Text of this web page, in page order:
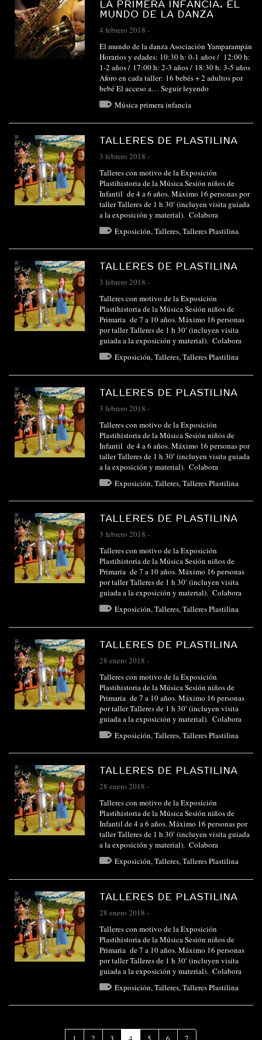
LA PRIMERA INFANCIA. EL
MUNDO DE LA DANZA
4 febrero 2018 -
El mundo de la danza Asociación Yamparampán
Horarios y edades: 10:30 h: 0-1 años / 12:00 h:
1-2 años / 17:00 h: 2-3 años / 18:30 h: 3-5 años
Aforo en cada taller: 16 bebés + 2 adultos por
bebé El acceso a… Seguir leyendo
Música primera infancia
TALLERES DE PLASTILINA
3 febrero 2018 -
Talleres con motivo de la Exposición
Plastihistoria de la Música Sesión niños de
Infantil de 4 a 6 años. Máximo 16 personas por
taller Talleres de 1 h 30′ (incluyen visita guiada
a la exposición y material). Colabora
Exposición, Talleres, Talleres Plastilina
TALLERES DE PLASTILINA
3 febrero 2018 -
Talleres con motivo de la Exposición
Plastihistoria de la Música Sesión niños de
Primaria de 7 a 10 años. Máximo 16 personas
por taller Talleres de 1 h 30′ (incluyen visita
guiada a la exposición y material). Colabora
Exposición,Talleres,Talleres Plastilina
TALLERES DE PLASTILINA
3 febrero 2018 -
Talleres con motivo de la Exposición
Plastihistoria de la Música Sesión niños de
Infantil de 4 a 6 años. Máximo 16 personas por
taller Talleres de 1 h 30′ (incluyen visita guiada
a la exposición y material). Colabora
Exposición, Talleres, Talleres Plastilina
TALLERES DE PLASTILINA
3 febrero 2018 -
Talleres con motivo de la Exposición
Plastihistoria de la Música Sesión niños de
Primaria de 7 a 10 años. Máximo 16 personas
por taller Talleres de 1 h 30′ (incluyen visita
guiada a la exposición y material). Colabora
Exposición,Talleres,Talleres Plastilina
TALLERES DE PLASTILINA
28 enero 2018 -
Talleres con motivo de la Exposición
Plastihistoria de la Música Sesión niños de
Primaria de 7 a 10 años. Máximo 16 personas
por taller Talleres de 1 h 30′ (incluyen visita
guiada a la exposición y material). Colabora
Exposición, Talleres, Talleres Plastilina
TALLERES DE PLASTILINA
28 enero 2018 -
Talleres con motivo de la Exposición
Plastihistoria de la Música Sesión niños de
Infantil de 4 a 6 años. Máximo 16 personas por
taller Talleres de 1 h 30′ (incluyen visita guiada
a la exposición y material). Colabora
Exposición,Talleres,Talleres Plastilina
TALLERES DE PLASTILINA
28 enero 2018 -
Talleres con motivo de la Exposición
Plastihistoria de la Música Sesión niños de
Primaria de 7 a 10 años. Máximo 16 personas
por taller Talleres de 1 h 30′ (incluyen visita
guiada a la exposición y material). Colabora
Exposición, Talleres, Talleres Plastilina
(Página